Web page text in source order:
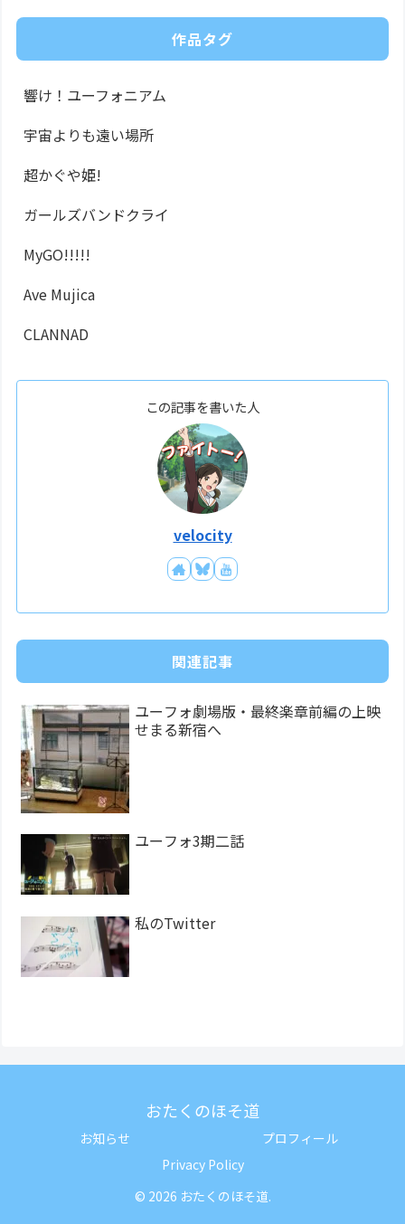
作品タグ
響け！ユーフォニアム
宇宙よりも遠い場所
超かぐや姫!
ガールズバンドクライ
MyGO!!!!!
Ave Mujica
CLANNAD
この記事を書いた人
velocity
関連記事
ユーフォ劇場版・最終楽章前編の上映
せまる新宿へ
ユーフォ3期二話
私のTwitter
おたくのほそ道
お知らせ
プロフィール
Privacy Policy
© 2026 おたくのほそ道.